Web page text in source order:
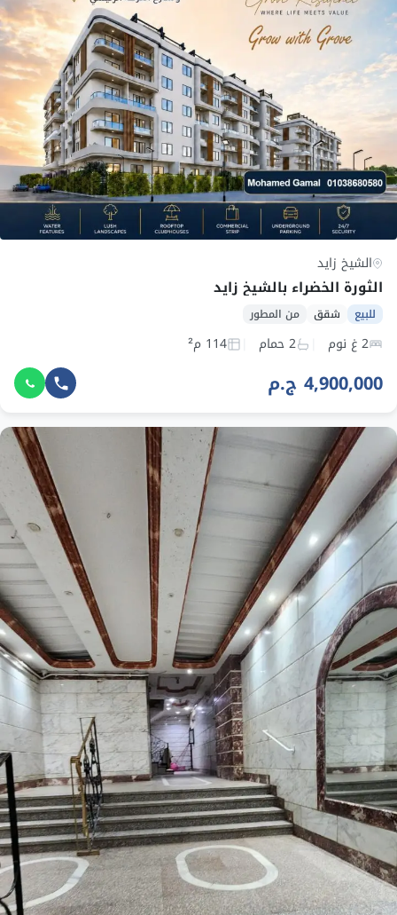
الشيخ زايد
الثورة الخضراء بالشيخ زايد
للبيع شقق من المطور
2 غ نوم 2 حمام 114 م²
4,900,000 ج.م